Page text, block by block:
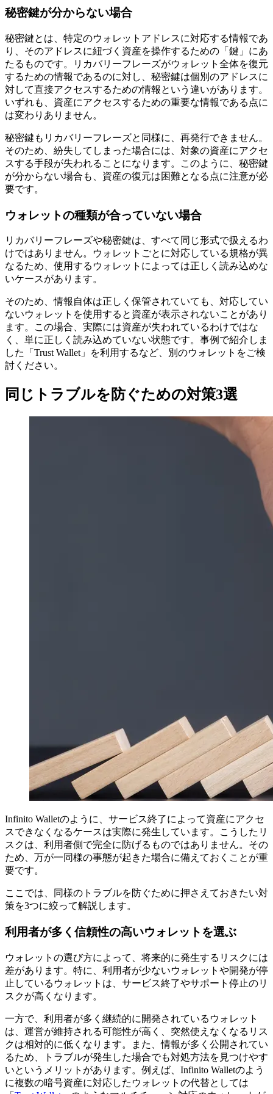
秘密鍵が分からない場合
秘密鍵とは、特定のウォレットアドレスに対応する情報であ
り、そのアドレスに紐づく資産を操作するための「鍵」にあ
たるものです。リカバリーフレーズがウォレット全体を復元
するための情報であるのに対し、秘密鍵は個別のアドレスに
対して直接アクセスするための情報という違いがあります。
いずれも、資産にアクセスするための重要な情報である点に
は変わりありません。
秘密鍵もリカバリーフレーズと同様に、再発行できません。
そのため、紛失してしまった場合には、対象の資産にアクセ
スする手段が失われることになります。このように、秘密鍵
が分からない場合も、資産の復元は困難となる点に注意が必
要です。
ウォレットの種類が合っていない場合
リカバリーフレーズや秘密鍵は、すべて同じ形式で扱えるわ
けではありません。ウォレットごとに対応している規格が異
なるため、使用するウォレットによっては正しく読み込めな
いケースがあります。
そのため、情報自体は正しく保管されていても、対応してい
ないウォレットを使用すると資産が表示されないことがあり
ます。この場合、実際には資産が失われているわけではな
く、単に正しく読み込めていない状態です。事例で紹介しま
した「Trust Wallet」を利用するなど、別のウォレットをご検
討ください。
同じトラブルを防ぐための対策3選
Infinito Walletのように、サービス終了によって資産にアクセ
スできなくなるケースは実際に発生しています。こうしたリ
スクは、利用者側で完全に防げるものではありません。その
ため、万が一同様の事態が起きた場合に備えておくことが重
要です。
ここでは、同様のトラブルを防ぐために押さえておきたい対
策を3つに絞って解説します。
利用者が多く信頼性の高いウォレットを選ぶ
ウォレットの選び方によって、将来的に発生するリスクには
差があります。特に、利用者が少ないウォレットや開発が停
止しているウォレットは、サービス終了やサポート停止のリ
スクが高くなります。
一方で、利用者が多く継続的に開発されているウォレット
は、運営が維持される可能性が高く、突然使えなくなるリス
クは相対的に低くなります。また、情報が多く公開されてい
るため、トラブルが発生した場合でも対処方法を見つけやす
いというメリットがあります。例えば、Infinito Walletのよう
に複数の暗号資産に対応したウォレットの代替としては